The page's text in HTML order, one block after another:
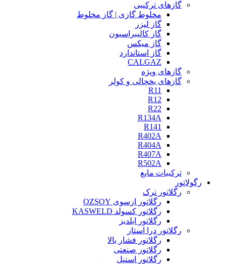
گازهای ترکیبی
مخلوط گازی | گاز مخلوط
گاز لیزر
گاز کالیبراسیون
گاز میکس
گاز استاندارد
CALGAZ
گازهای ویژه
گازهای یخچالی و کولر
R11
R12
R22
R134A
R141
R402A
R404A
R407A
R502A
ترکیبات مایع
رگولاتور
رگلاتور ترک
رگلاتور ازسوی OZSOY
رگلاتور کسولد KASWELD
رگلاتور ایلدیز
رگلاتور درا استار
رگلاتور فشار بالا
رگلاتور صنعتی
رگلاتور استیل